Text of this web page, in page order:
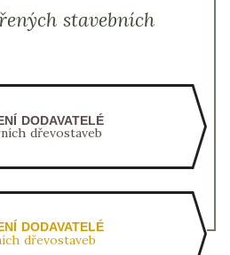
stavebních
DODAVATELÉ
dřevostaveb
DODAVATELÉ
dřevostaveb